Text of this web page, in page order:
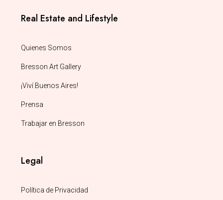
Real Estate and Lifestyle
Quienes Somos
Bresson Art Gallery
¡Viví Buenos Aires!
Prensa
Trabajar en Bresson
Legal
Política de Privacidad